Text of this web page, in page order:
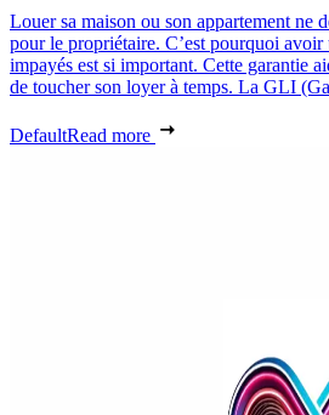
Louer sa maison ou son appartement ne
pour le propriétaire. C’est pourquoi avoir
impayés est si important. Cette garantie
de toucher son loyer à temps. La GLI
DefaultRead more